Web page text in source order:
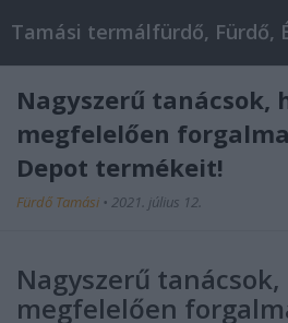
Nagyszerű tanácsok,
megfelelően
Depot termékeit!
Fürdő Tamási • 2021. július 12.
Nagyszerű
megfelelően